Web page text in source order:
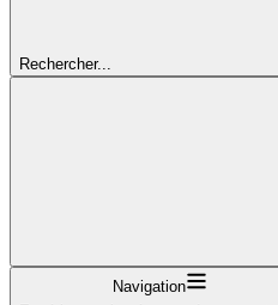
Rechercher...
Navigation